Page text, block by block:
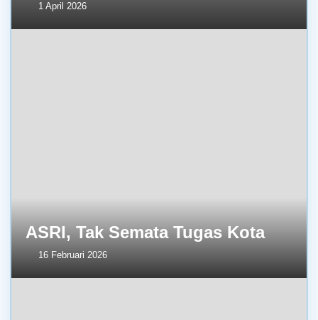
1 April 2026
ASRI, Tak Semata Tugas Kota
16 Februari 2026